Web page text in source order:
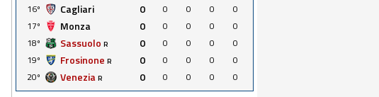
16º
Cagliari 0 0 0 0
0
17º
Monza 0 0 0 0
0
18º
Sassuolo R 0 0 0 0
0
19º
Frosinone R 0 0 0 0
0
20º
Venezia R 0 0 0 0 0